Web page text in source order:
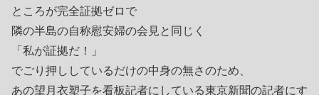
ところが完全証拠ゼロで
隣の半島の自称慰安婦の会見と同じく
「私が証拠だ！」
でごり押ししているだけの中身の無さのため、
あの望月衣塑子を看板記者にしている東京新聞の記者にす